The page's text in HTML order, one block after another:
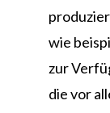
wie
zur
die vor